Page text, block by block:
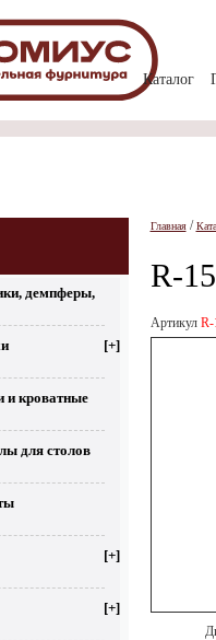
Каталог
демпферы,
[+]
и кроватные
для столов
[+]
[+]
Главная/
R-
Артикул R-